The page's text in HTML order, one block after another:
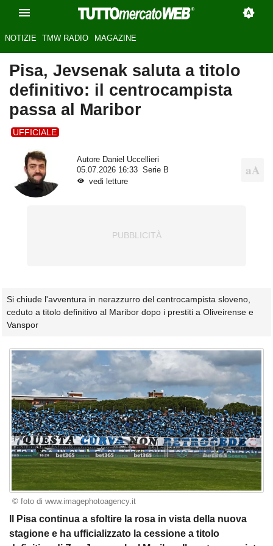
NOTIZIE TMW RADIO MAGAZINE
Pisa, Jevsenak saluta a titolo
definitivo: il centrocampista
passa al Maribor
UFFICIALE
Autore Daniel Uccellieri
05.07.2026 16:33
Serie B
vedi letture
Si chiude l'avventura in nerazzurro del centrocampista sloveno,
ceduto a titolo definitivo al Maribor dopo i prestiti a Oliveirense e
Vanspor
© foto di www.imagephotoagency.it
Il Pisa continua a sfoltire la rosa in vista della nuova
stagione e ha ufficializzato la cessione a titolo